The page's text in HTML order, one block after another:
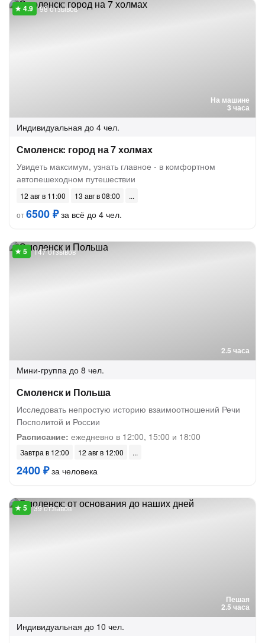
На машине
3 часа
98 отзывов
Индивидуальная до 4 чел.
Смоленск: город на 7 холмах
Увидеть максимум, узнать главное - в комфортном
автопешеходном путешествии
12 авг в 11:00
13 авг в 08:00
от6500 ₽за всё до 4 чел.
2.5 часа
147 отзывов
Мини-группа до 8 чел.
Смоленск и Польша
Исследовать непростую историю взаимоотношений Речи
Посполитой и России
Расписание: ежедневно в 12:00, 15:00 и 18:00
Завтра в 12:00 12 авг в 12:00
2400 ₽за человека
Пешая
2.5 часа
39 отзывов
Индивидуальная до 10 чел.